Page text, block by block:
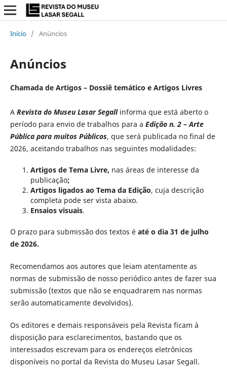
Início / Anúncios
Anúncios
Chamada de Artigos – Dossiê temático e Artigos Livres
A Revista do Museu Lasar Segall informa que está aberto o
período para envio de trabalhos para a Edição n. 2 – Arte
Pública para muitos Públicos, que será publicada no final de
2026, aceitando trabalhos nas seguintes modalidades:
Artigos de Tema Livre, nas áreas de interesse da
publicação;
Artigos ligados ao Tema da Edição, cuja descrição
completa pode ser vista abaixo.
Ensaios visuais.
O prazo para submissão dos textos é até o dia 31 de julho
de 2026.
Recomendamos aos autores que leiam atentamente as
normas de submissão de nosso periódico antes de fazer sua
submissão (textos que não se enquadrarem nas normas
serão automaticamente devolvidos).
Os editores e demais responsáveis pela Revista ficam à
disposição para esclarecimentos, bastando que os
interessados escrevam para os endereços eletrônicos
disponíveis no portal da Revista do Museu Lasar Segall.